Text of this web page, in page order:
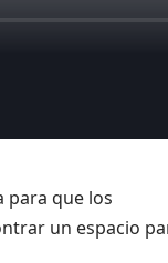
para que los
un espacio